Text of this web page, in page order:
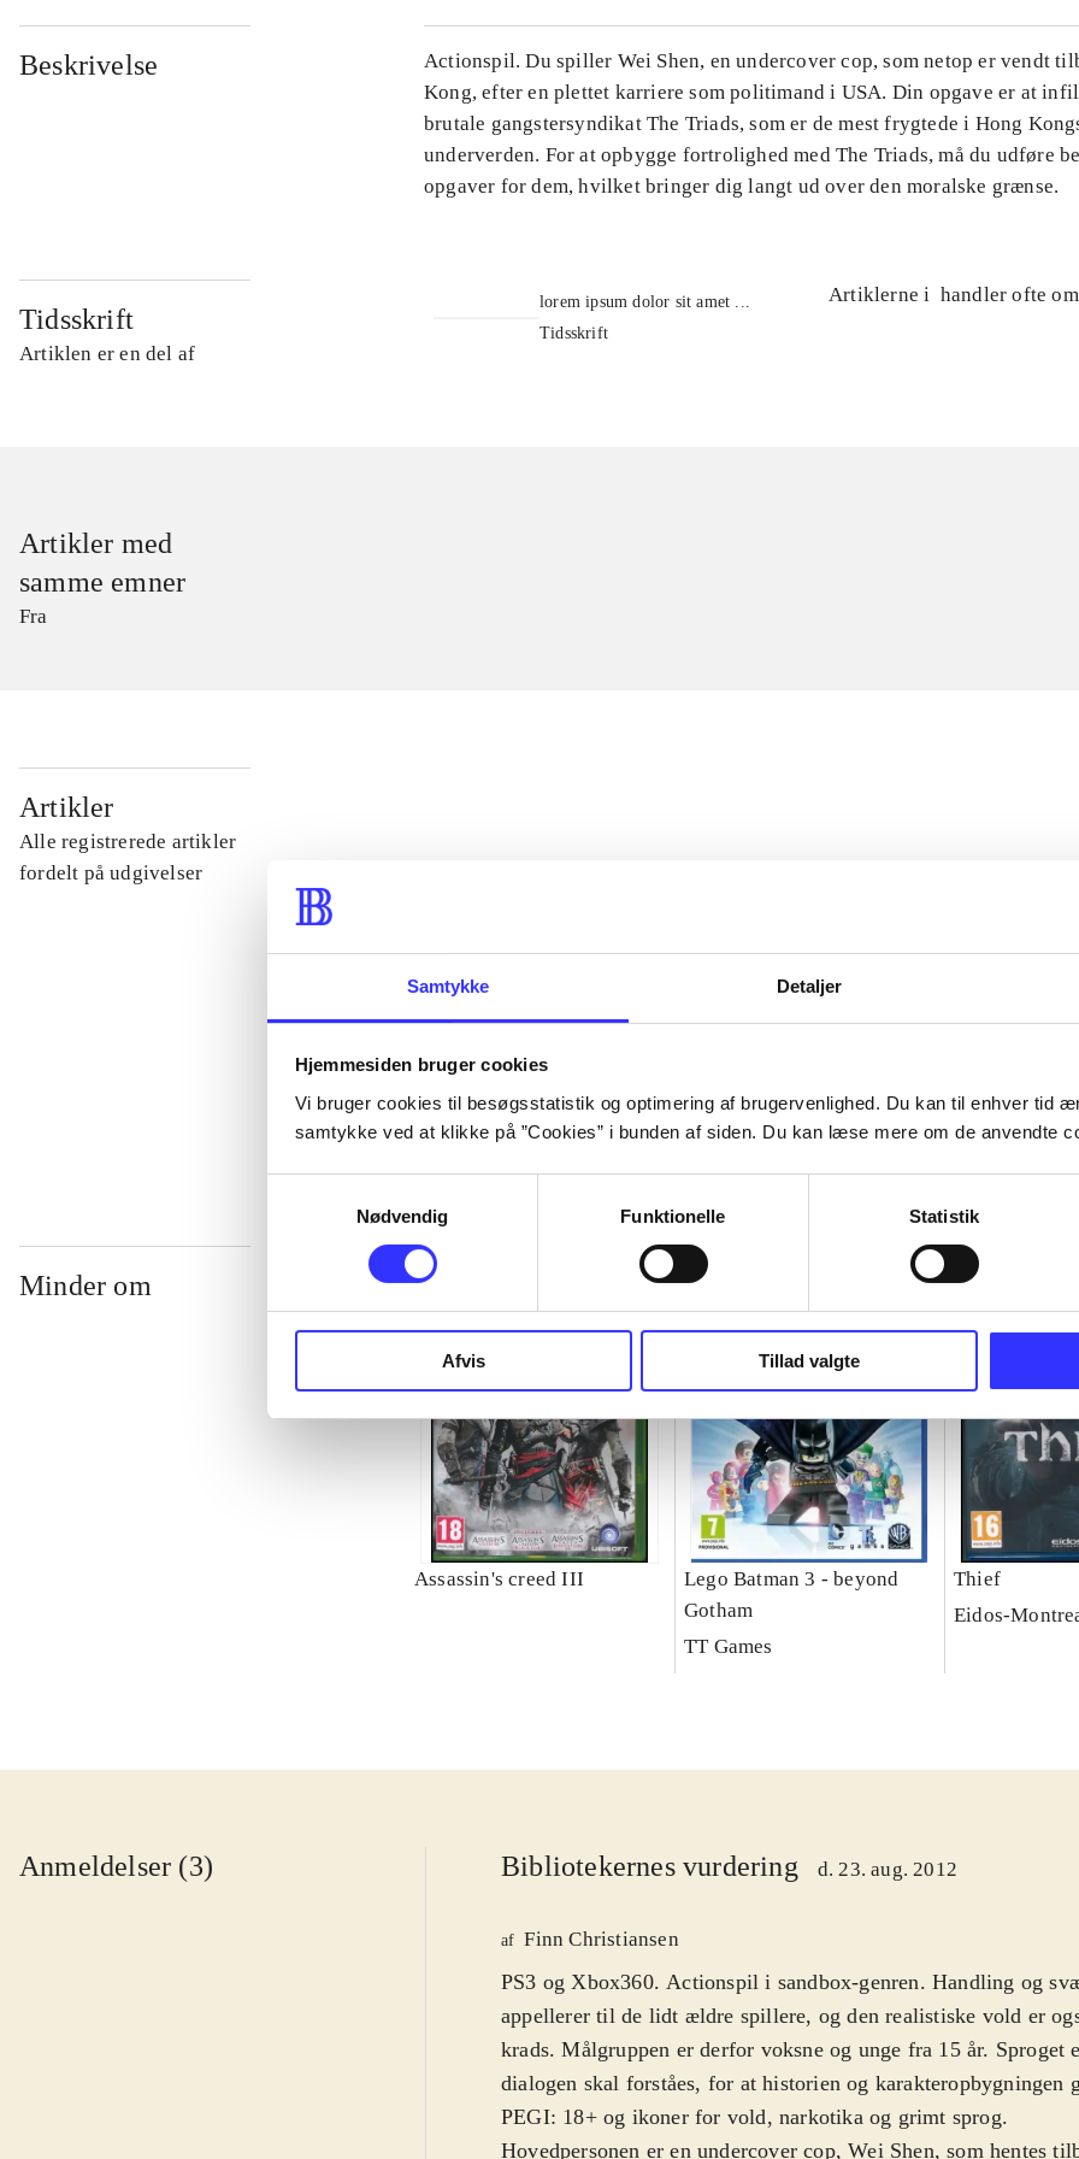
Samtykke Detaljer
Hjemmesiden bruger cookies
Vi bruger cookies til besøgsstatistik og optimering af brugervenlighed. Du kan til enhver tid
samtykke ved at klikke på ”Cookies” i bunden af siden. Du kan læse mere om de anvendte
Nødvendig
Funktionelle Statistik
Afvis Tillad valgte
Beskrivelse
Actionspil. Du spiller Wei Shen, en undercover cop, som netop er vendt
Kong, efter en plettet karriere som politimand i USA. Din opgave er at
brutale gangstersyndikat The Triads, som er de mest frygtede i Hong
underverden. For at opbygge fortrolighed med The Triads, må du udføre
opgaver for dem, hvilket bringer dig langt ud over den moralske grænse.
Tidsskrift
Artiklen er en del af
lorem ipsum dolor sit amet ...
Tidsskrift
Artiklerne i handler ofte om
Artikler med
samme emner
Fra
Artikler
Alle registrerede artikler
fordelt på udgivelser
...
...
Minder om
Assassin's creed III
Lego Batman 3 - beyond
Gotham
TT Games
Thief
Eidos-
Anmeldelser (3) Bibliotekernes vurdering d. 23. aug. 2012
af Finn Christiansen
PS3 og Xbox360. Actionspil i sandbox-genren. Handling og
appellerer til de lidt ældre spillere, og den realistiske vold er
krads. Målgruppen er derfor voksne og unge fra 15 år. Sproget
dialogen skal forståes, for at historien og karakteropbygningen
PEGI: 18+ og ikoner for vold, narkotika og grimt sprog.
Hovedpersonen er en undercover cop, Wei Shen, som hentes